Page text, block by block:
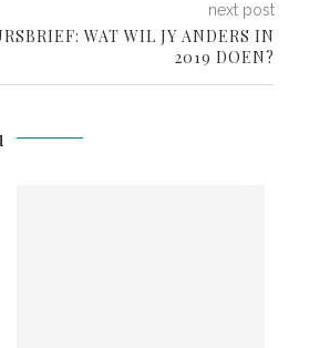
next post
WAT WIL JY ANDERS IN
2019 DOEN?